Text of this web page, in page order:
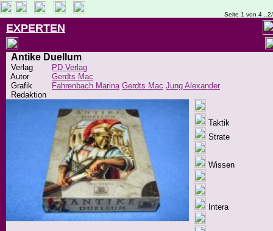
Seite 1 von 4
EXPERTEN
Antike Duellum
Verlag
PD Verlag
Autor
Gerdts Mac
Grafik
Fahrenbach Marina Gerdts Mac Jung Alexander
Redaktion
Taktik
Strate
Wissen
Intera